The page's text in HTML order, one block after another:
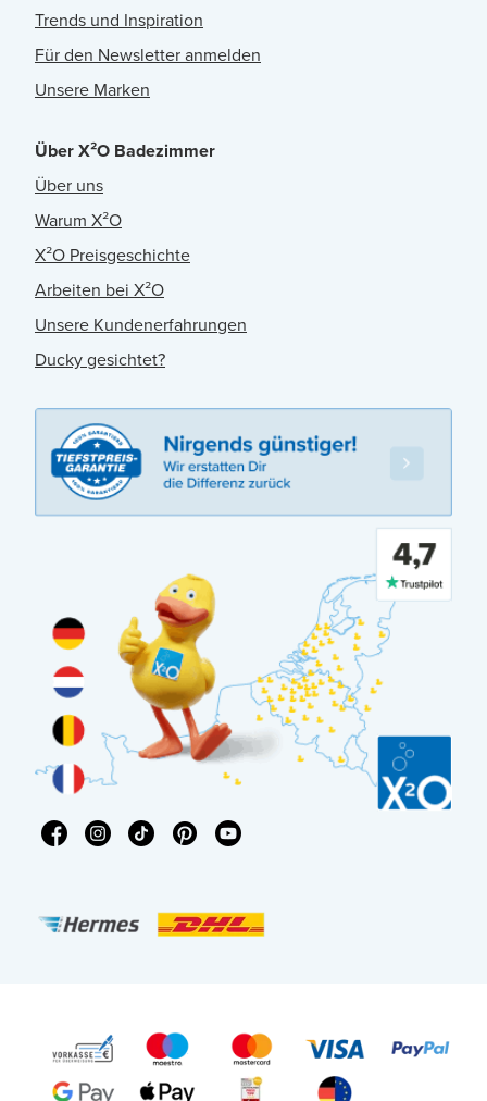
Trends und Inspiration
Für den Newsletter anmelden
Unsere Marken
Über X²O Badezimmer
Über uns
Warum X²O
X²O Preisgeschichte
Arbeiten bei X²O
Unsere Kundenerfahrungen
Ducky gesichtet?